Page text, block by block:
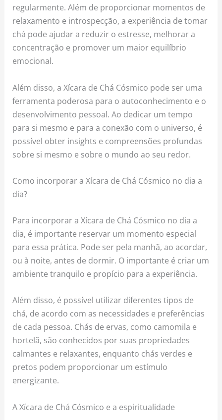
regularmente. Além de proporcionar momentos de
relaxamento e introspecção, a experiência de tomar
chá pode ajudar a reduzir o estresse, melhorar a
concentração e promover um maior equilíbrio
emocional.
Além disso, a Xícara de Chá Cósmico pode ser uma
ferramenta poderosa para o autoconhecimento e o
desenvolvimento pessoal. Ao dedicar um tempo
para si mesmo e para a conexão com o universo, é
possível obter insights e compreensões profundas
sobre si mesmo e sobre o mundo ao seu redor.
Como incorporar a Xícara de Chá Cósmico no dia a
dia?
Para incorporar a Xícara de Chá Cósmico no dia a
dia, é importante reservar um momento especial
para essa prática. Pode ser pela manhã, ao acordar,
ou à noite, antes de dormir. O importante é criar um
ambiente tranquilo e propício para a experiência.
Além disso, é possível utilizar diferentes tipos de
chá, de acordo com as necessidades e preferências
de cada pessoa. Chás de ervas, como camomila e
hortelã, são conhecidos por suas propriedades
calmantes e relaxantes, enquanto chás verdes e
pretos podem proporcionar um estímulo
energizante.
A Xícara de Chá Cósmico e a espiritualidade